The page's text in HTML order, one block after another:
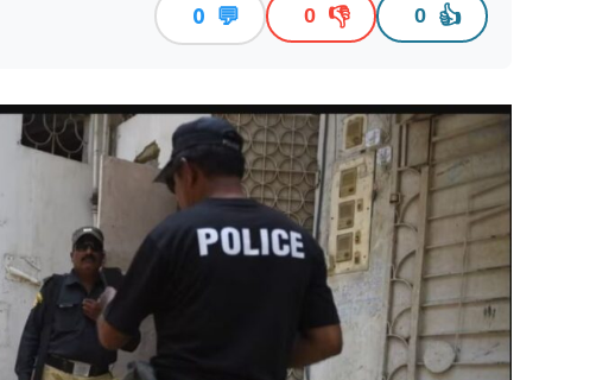
👍
0
👎
0
💬
0